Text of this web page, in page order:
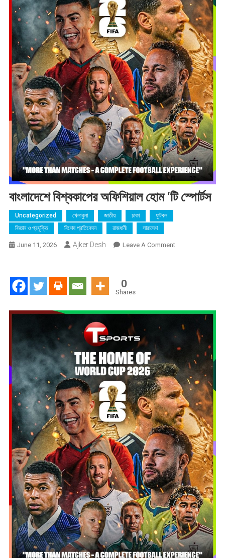
বাংলাদেশে বিশ্বকাপের অফিশিয়াল হোম ‘টি স্পোর্টস
Uncategorized খেলাধুলা জাতীয় ঢাকা
ফুটবল
বিজ্ঞান ও প্রযুক্তি
বিশেষ প্রতিবেদন রাজধানী সারাদেশ
June 11, 2026 Ajker Desh Leave A CommentOn
স্পোর্টস
0
Shares